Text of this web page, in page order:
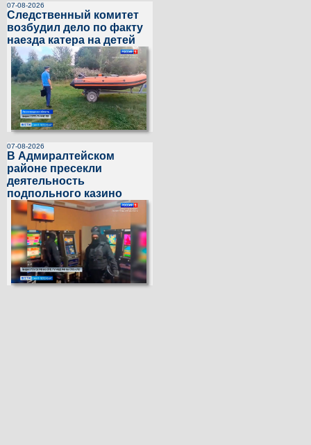
07-08-2026
Следственный комитет
возбудил дело по факту
наезда катера на детей
07-08-2026
В Адмиралтейском
районе пресекли
деятельность
подпольного казино